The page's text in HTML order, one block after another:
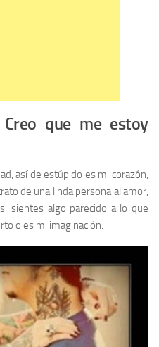
que me estoy
así de estúpido es mi corazón,
de una linda persona al amor,
sientes algo parecido a lo que
o es mi imaginación.